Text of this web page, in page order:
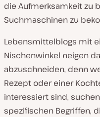
die Aufmerksamkeit zu
Suchmaschinen zu
Lebensmittelblogs mit
Nischenwinkel neigen
abzuschneiden, denn
Rezept oder einer
interessiert sind,
spezifischen Begriffen,